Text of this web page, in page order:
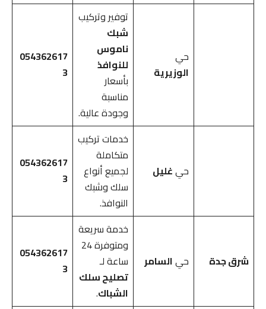
حي
الوزيرية
توفير وتركيب
شبك
ناموس
للنوافذ
بأسعار
مناسبة
وجودة عالية.
054362617
3
حيغليل
خدمات تركيب
متكاملة
لجميع أنواع
سلك وشبك
النوافذ.
054362617
3
شرق جدة حيالسامر
خدمة سريعة
ومتوفرة 24
ساعة لـ
تصليح سلك
الشباك.
054362617
3